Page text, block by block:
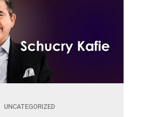
UNCATEGORIZED